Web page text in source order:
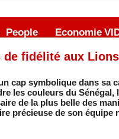
People Economie
fidélité aux
cap symbolique dans sa
les couleurs du Sénégal,
de la plus belle des
précieuse de son équipe